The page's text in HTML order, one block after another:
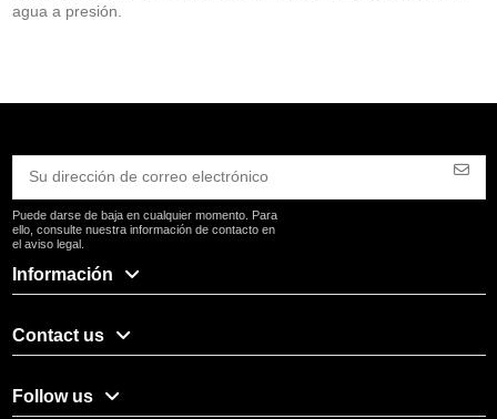
agua a presión.
Puede darse de baja en cualquier momento. Para
ello, consulte nuestra información de contacto en
el aviso legal.
Información
Contact us
Follow us